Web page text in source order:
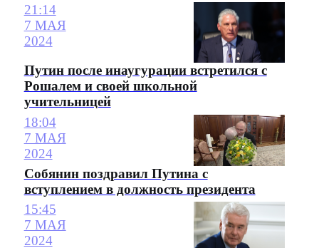
21:14
7 МАЯ
2024
Путин после инаугурации встретился с
Рошалем и своей школьной
учительницей
18:04
7 МАЯ
2024
Собянин поздравил Путина с
вступлением в должность президента
15:45
7 МАЯ
2024